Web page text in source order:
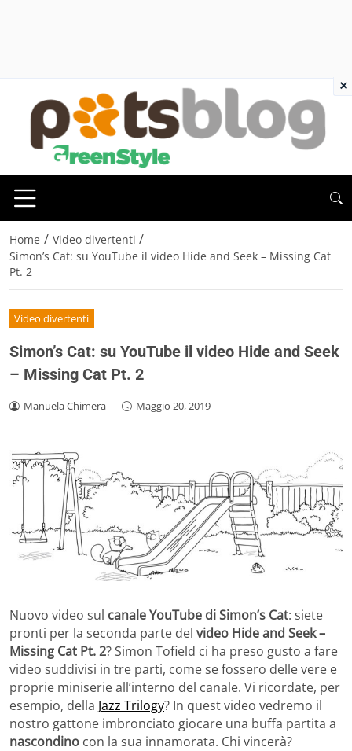
Home / Video divertenti /
Simon’s Cat: su YouTube il video Hide and Seek – Missing Cat
Pt. 2
Video divertenti
Simon’s Cat: su YouTube il video Hide and Seek
– Missing Cat Pt. 2
Manuela Chimera - Maggio 20, 2019
Nuovo video sul canale YouTube di Simon’s Cat: siete
pronti per la seconda parte del video Hide and Seek –
Missing Cat Pt. 2? Simon Tofield ci ha preso gusto a fare
video suddivisi in tre parti, come se fossero delle vere e
proprie miniserie all’interno del canale. Vi ricordate, per
esempio, della Jazz Trilogy? In quest video vedremo il
nostro gattone imbronciato giocare una buffa partita a
nascondino con la sua innamorata. Chi vincerà?
×